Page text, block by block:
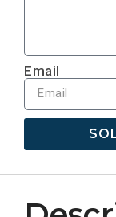
Email